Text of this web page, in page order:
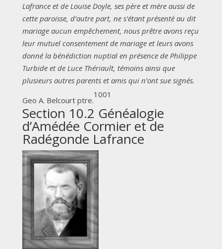
Lafrance et de Louise Doyle, ses père et mère aussi de
cette paroisse, d’autre part, ne s’étant présenté au dit
mariage aucun empêchement, nous prêtre avons reçu
leur mutuel consentement de mariage et leurs avons
donné la bénédiction nuptial en présence de Philippe
Turbide et de Luce Thériault, témoins ainsi que
plusieurs autres parents et amis qui n’ont sue signés.
Geo A. Belcourt ptre.
1001
Section 10.2 Généalogie
d’Amédée Cormier et de
Radégonde Lafrance